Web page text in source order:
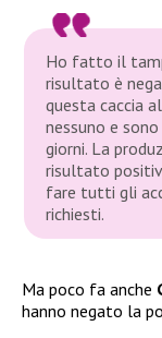
Ho fatto il
risultato è
questa caccia
nessuno e
giorni. La
risultato
fare tutti gli
richiesti.
Ma poco fa anche
hanno negato la